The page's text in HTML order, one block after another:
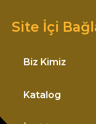
Site İçi
Biz Kimiz
Katalog